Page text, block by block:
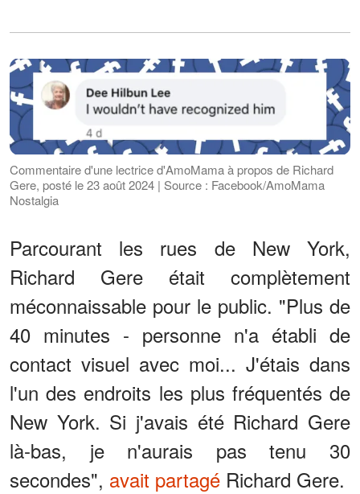
Commentaire d'une lectrice d'AmoMama à propos de Richard
Gere, posté le 23 août 2024 | Source : Facebook/AmoMama
Nostalgia
Parcourant les rues de New York,
Richard Gere était complètement
méconnaissable pour le public. "Plus de
40 minutes - personne n'a établi de
contact visuel avec moi... J'étais dans
l'un des endroits les plus fréquentés de
New York. Si j'avais été Richard Gere
là-bas, je n'aurais pas tenu 30
secondes", avait partagé Richard Gere.